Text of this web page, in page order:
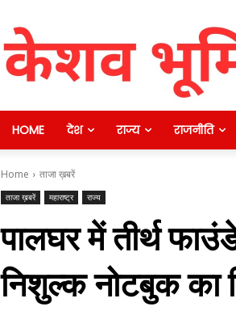
HOME देश राज्य राजनीति
Home ताजा ख़बरें
ताजा ख़बरें महाराष्ट्र राज्य
पालघर में तीर्थ
निशुल्क नोटबुक का